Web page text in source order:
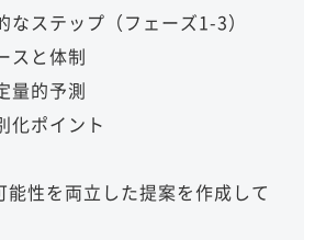
なステップ（フェーズ1-3）
スと体制
量的予測
化ポイント
能性を両立した提案を作成して